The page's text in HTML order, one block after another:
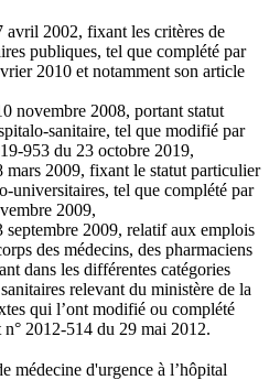
avril 2002, fixant les critères de
publiques, tel que complété par
2010 et notamment son article
novembre 2008, portant statut
sanitaire, tel que modifié par
953 du 23 octobre 2019,
2009, fixant le statut particulier
universitaires, tel que complété par
2009,
2009, relatif aux emplois
des médecins, des pharmaciens
dans les différentes catégories
relevant du ministère de la
qui l’ont modifié ou complété
2012-514 du 29 mai 2012.
médecine d'urgence à l’hôpital